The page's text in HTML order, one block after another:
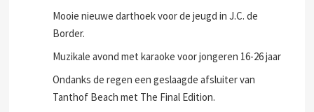
Mooie nieuwe darthoek voor de jeugd in J.C. de
Border.
Muzikale avond met karaoke voor jongeren 16-26 jaar
Ondanks de regen een geslaagde afsluiter van
Tanthof Beach met The Final Edition.